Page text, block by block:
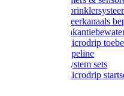
Gardena
Gardena meerkanaals
Gardena
Gardena Microdrip
Gardena Pipeline
Gardena System sets
Gardena Microdrip